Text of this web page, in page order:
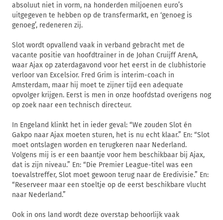
absoluut niet in vorm, na honderden miljoenen euro’s
uitgegeven te hebben op de transfermarkt, en ‘genoeg is
genoeg’, redeneren zij.
Slot wordt opvallend vaak in verband gebracht met de
vacante positie van hoofdtrainer in de Johan Cruijff ArenA,
waar Ajax op zaterdagavond voor het eerst in de clubhistorie
verloor van Excelsior. Fred Grim is interim-coach in
Amsterdam, maar hij moet te zijner tijd een adequate
opvolger krijgen. Eerst is men in onze hoofdstad overigens nog
op zoek naar een technisch directeur.
In Engeland klinkt het in ieder geval: “We zouden Slot én
Gakpo naar Ajax moeten sturen, het is nu echt klaar.” En: “Slot
moet ontslagen worden en terugkeren naar Nederland.
Volgens mij is er een baantje voor hem beschikbaar bij Ajax,
dat is zijn niveau.” En: “Die Premier League-titel was een
toevalstreffer, Slot moet gewoon terug naar de Eredivisie.” En:
“Reserveer maar een stoeltje op de eerst beschikbare vlucht
naar Nederland.”
Ook in ons land wordt deze overstap behoorlijk vaak